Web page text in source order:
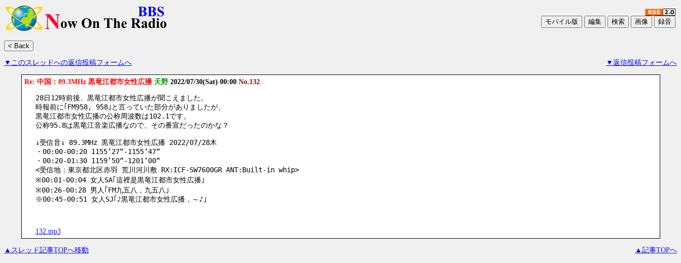
▼このスレッドへの返信投稿フォームへ ▼返信投稿フォームへ
Re: 中国：89.3MHz 黒竜江都市女性広播 天野 2022/07/30(Sat) 00:00 No.132
28日12時前後、黒竜江都市女性広播が聞こえました。
時報前に｢FM958, 958｣と言っていた部分がありましたが、
黒竜江都市女性広播の公称周波数は102.1です。
公称95.8は黒竜江音楽広播なので、その番宣だったのかな？
↓受信音↓ 89.3MHz 黒竜江都市女性広播 2022/07/28木
・00:00-00:20 1155’27“-1155’47“
・00:20-01:30 1159’50“-1201’00“
<受信地：東京都北区赤羽 荒川河川敷 RX:ICF-SW7600GR ANT:Built-in whip>
※00:01-00:04 女人SA｢這裡是黒竜江都市女性広播｣
※00:26-00:28 男人｢FM九五八，九五八｣
※00:45-00:51 女人SJ｢♪黒竜江都市女性広播，～♪｣
132.mp3
▲スレッド記事TOPへ移動 ▲記事TOPへ